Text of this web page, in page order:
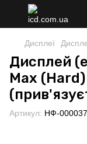
Дисплеї
Дисплей
Max
Артикул: НФ-